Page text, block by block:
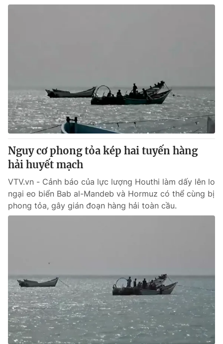
Liên hệ quảng cáo:024-7300.7108
® Cấm sao chép dưới mọi hình thức nếu không có sự chấp
thuận bằng văn bản. Ghi rõ nguồn VTV.vn khi phát hành lại
thông tin từ website này.
Nguy cơ phong tỏa kép hai tuyến hàng
hải huyết mạch
VTV.vn - Cảnh báo của lực lượng Houthi làm dấy lên lo
ngại eo biển Bab al-Mandeb và Hormuz có thể cùng bị
phong tỏa, gây gián đoạn hàng hải toàn cầu.